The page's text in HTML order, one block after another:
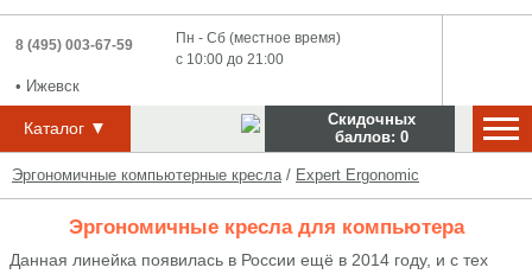
8 (495) 003-67-59
• Ижевск
Пн - Сб (местное время)
с 10:00 до 21:00
Каталог ▼
Скидочных
баллов: 0
Эргономичные компьютерные кресла / Expert Ergonomic
Эргономичные кресла для компьютера
Данная линейка появилась в России ещё в 2014 году, и с тех